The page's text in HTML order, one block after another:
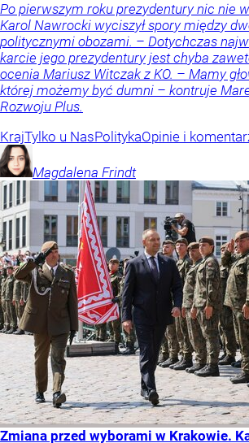
Po pierwszym roku prezydentury nic nie
Karol Nawrocki wyciszył spory między
politycznymi obozami. – Dotychczas
karcie jego prezydentury jest chyba
ocenia Mariusz Witczak z KO. – Mamy
której możemy być dumni – kontruje
Rozwoju Plus.
KrajTylko u NasPolitykaOpinie i
Magdalena Frindt
Zmiana przed wyborami w Krakowie.